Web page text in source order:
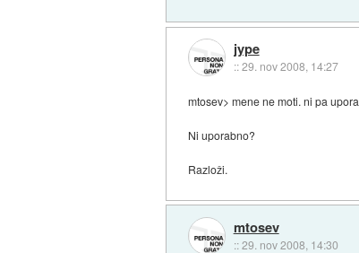
jype
::29. nov 2008, 14:27
mtosev> mene ne moti. ni pa
Ni uporabno?
Razloži.
mtosev
::29. nov 2008, 14:30